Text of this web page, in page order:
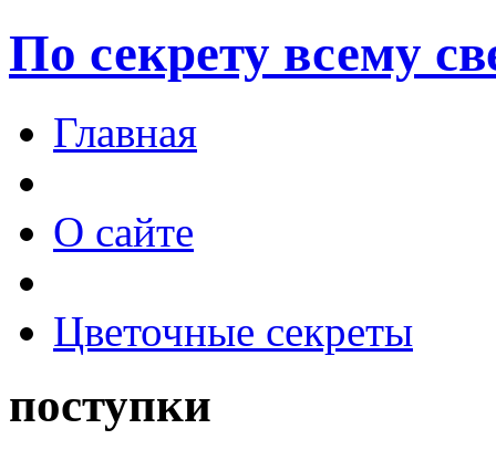
По секрету всему
Главная
О сайте
Цветочные секреты
поступки